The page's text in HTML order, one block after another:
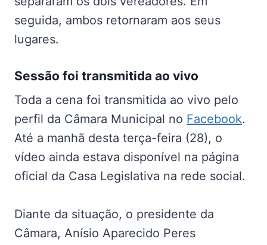
seguida, ambos retornaram aos seus
lugares.
Sessão foi transmitida ao vivo
Toda a cena foi transmitida ao vivo pelo
perfil da Câmara Municipal no Facebook.
Até a manhã desta terça-feira (28), o
vídeo ainda estava disponível na página
oficial da Casa Legislativa na rede social.
Diante da situação, o presidente da
Câmara, Anísio Aparecido Peres